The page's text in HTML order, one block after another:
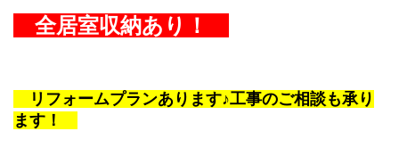
全居室収納あり！
リフォームプランあります♪工事のご相談も承り
ます！